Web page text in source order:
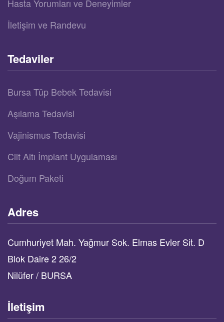
Hasta Yorumları ve Deneyimler
İletişim ve Randevu
Tedaviler
Bursa Tüp Bebek Tedavisi
Aşılama Tedavisi
Vajinismus Tedavisi
Cilt Altı İmplant Uygulaması
Doğum Paketi
Adres
Cumhuriyet Mah. Yağmur Sok. Elmas Evler Sit. D
Blok Daire 2 26/2
Nilüfer / BURSA
İletişim